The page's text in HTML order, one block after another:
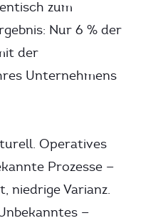
zum
Nur 6 % der
der
Unternehmens
Operatives
Prozesse —
niedrige Varianz.
—